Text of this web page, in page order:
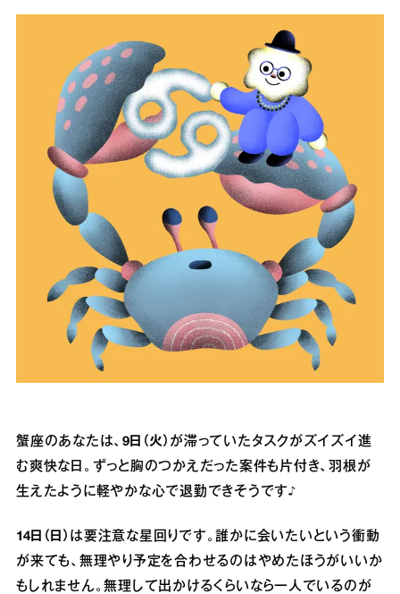
蟹座のあなたは、 9日（火） が滞っていたタスクがズイズイ進
む爽快な日。ずっと胸のつかえだった案件も片付き、羽根が
生えたように軽やかな心で退勤できそうです♪
14日（日） は要注意な星回りです。誰かに会いたいという衝動
が来ても、無理やり予定を合わせるのはやめたほうがいいか
もしれません。無理して出かけるくらいなら一人でいるのが